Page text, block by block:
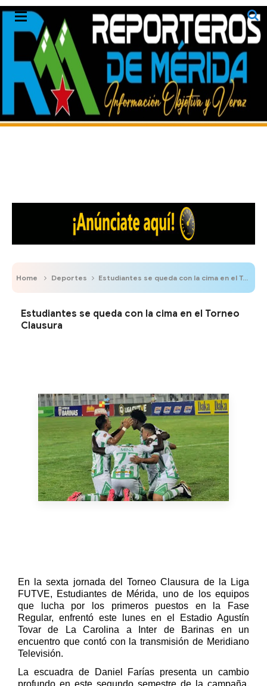
Home Deportes Estudiantes se queda con la cima en el Torneo Clausura
Estudiantes se queda con la cima en el Torneo
Clausura
En la sexta jornada del Torneo Clausura de la Liga
FUTVE, Estudiantes de Mérida, uno de los equipos
que lucha por los primeros puestos en la Fase
Regular, enfrentó este lunes en el Estadio Agustín
Tovar de La Carolina a Inter de Barinas en un
encuentro que contó con la transmisión de Meridiano
Televisión.
La escuadra de Daniel Farías presenta un cambio
profundo en este segundo semestre de la campaña,